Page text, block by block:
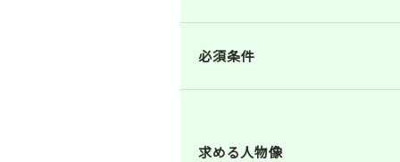
必須条件
求める人物像